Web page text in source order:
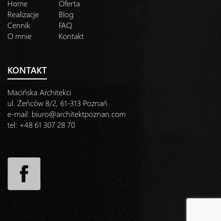
Home
Oferta
Realizacje
Blog
Cennik
FAQ
O mnie
Kontakt
KONTAKT
Macińska Architekci
ul. Żeńców 8/2, 61-313 Poznań
e-mail: biuro@architektpoznan.com
tel: +48 61 307 28 70